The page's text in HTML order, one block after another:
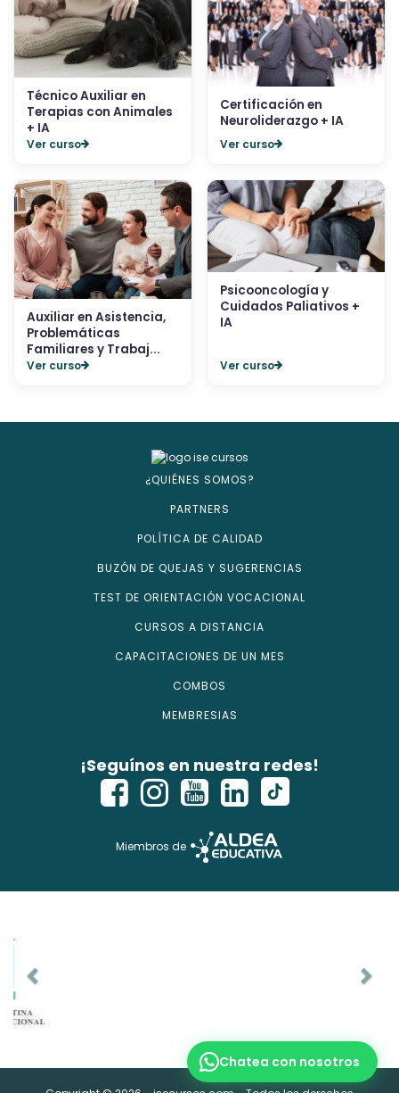
Técnico Auxiliar en
Terapias con Animales
+ IA
Ver curso
Certificación en
Neuroliderazgo + IA
Ver curso
Auxiliar en Asistencia,
Problemáticas
Familiares y Trabaj...
Ver curso
Psicooncología y
Cuidados Paliativos +
IA
Ver curso
¿QUIÉNES SOMOS?
PARTNERS
POLÍTICA DE CALIDAD
BUZÓN DE QUEJAS Y SUGERENCIAS
TEST DE ORIENTACIÓN VOCACIONAL
CURSOS A DISTANCIA
CAPACITACIONES DE UN MES
COMBOS
MEMBRESIAS
¡Seguínos en nuestra redes!
Miembros de
Chatea con nosotros